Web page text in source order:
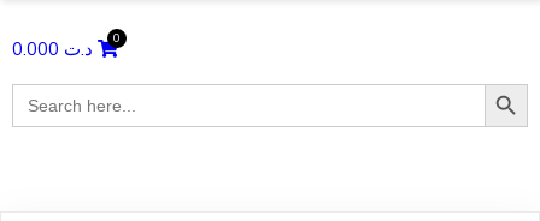
د.ت
Search
for:
Search Button